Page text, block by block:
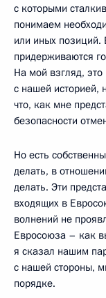
с которыми
понимаем
или иных позиций.
придерживаются
На мой взгляд, это
с нашей историей,
что, как мне
безопасности
Но есть
делать, в
делать. Эти
входящих в
волнений не
Евросоюза – как
я сказал нашим
с нашей стороны,
порядке.